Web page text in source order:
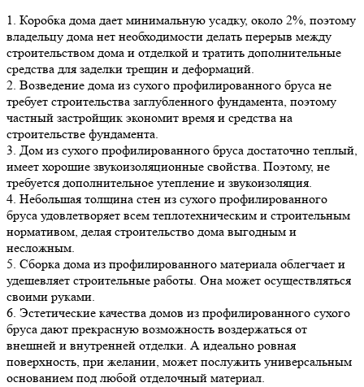
1. Коробка дома дает минимальную усадку, около 2%, поэтому
владельцу дома нет необходимости делать перерыв между
строительством дома и отделкой и тратить дополнительные
средства для заделки трещин и деформаций.
2. Возведение дома из сухого профилированного бруса не
требует строительства заглубленного фундамента, поэтому
частный застройщик экономит время и средства на
строительстве фундамента.
3. Дом из сухого профилированного бруса достаточно теплый,
имеет хорошие звукоизоляционные свойства. Поэтому, не
требуется дополнительное утепление и звукоизоляция.
4. Небольшая толщина стен из сухого профилированного
бруса удовлетворяет всем теплотехническим и строительным
нормативом, делая строительство дома выгодным и
несложным.
5. Сборка дома из профилированного материала облегчает и
удешевляет строительные работы. Она может осуществляться
своими руками.
6. Эстетические качества домов из профилированного сухого
бруса дают прекрасную возможность воздержаться от
внешней и внутренней отделки. А идеально ровная
поверхность, при желании, может послужить универсальным
основанием под любой отделочный материал.